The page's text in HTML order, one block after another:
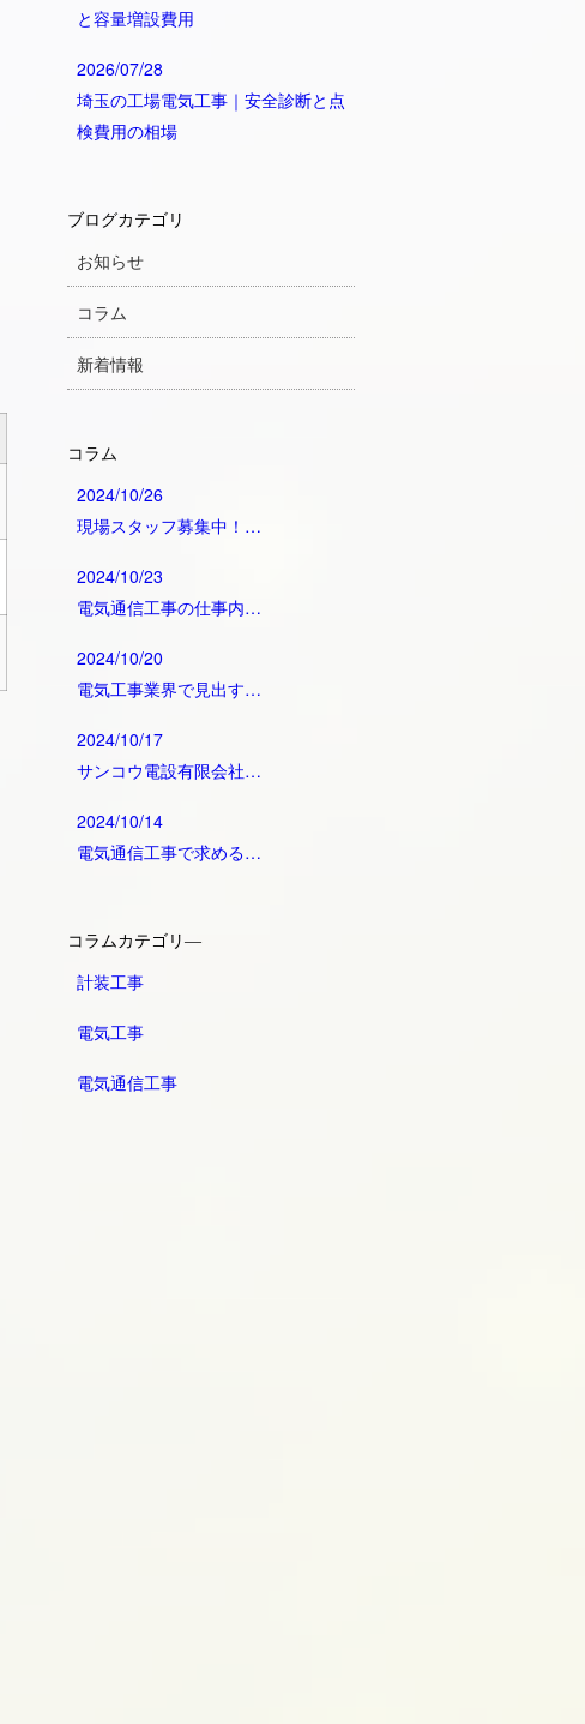
と容量増設費用
2026/07/28
埼玉の工場電気工事｜安全診断と点
検費用の相場
ブログカテゴリ
お知らせ
コラム
新着情報
コラム
2024/10/26
現場スタッフ募集中！…
2024/10/23
電気通信工事の仕事内…
2024/10/20
電気工事業界で見出す…
2024/10/17
サンコウ電設有限会社…
2024/10/14
電気通信工事で求める…
コラムカテゴリ―
計装工事
電気工事
電気通信工事